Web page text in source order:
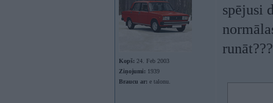
Kopš: 24. Feb 2003
Ziņojumi: 1939
Braucu ar: e talonu.
spējusi
runāt???